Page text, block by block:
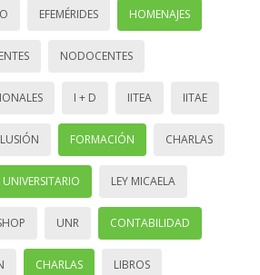
EFEMÉRIDES HOMENAJES
NODOCENTES
I + D IITEA IITAE
FORMACIÓN CHARLAS
UNIVERSITARIO LEY MICAELA
UNR CONTABILIDAD
CHARLAS LIBROS